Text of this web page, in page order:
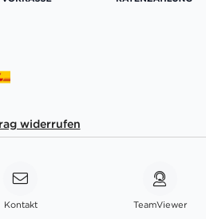
widerrufen
Kontakt TeamViewer